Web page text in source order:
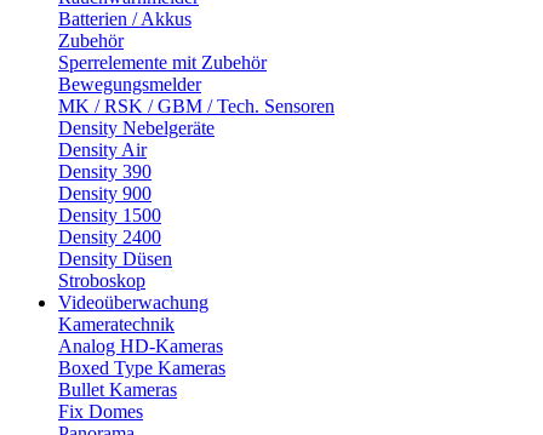
Batterien / Akkus
Zubehör
Sperrelemente mit Zubehör
Bewegungsmelder
MK / RSK / GBM / Tech. Sensoren
Density Nebelgeräte
Density Air
Density 390
Density 900
Density 1500
Density 2400
Density Düsen
Stroboskop
Videoüberwachung
Kameratechnik
Analog HD-Kameras
Boxed Type Kameras
Bullet Kameras
Fix Domes